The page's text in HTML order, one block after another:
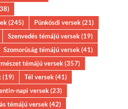
(245) Pünkösdi versek(21)
Szenvedés témájú versek(19)
Szomorúság témájú versek(41)
témájú versek(357)
(19) Tél versek(41)
napi versek(23)
témájú versek(42)